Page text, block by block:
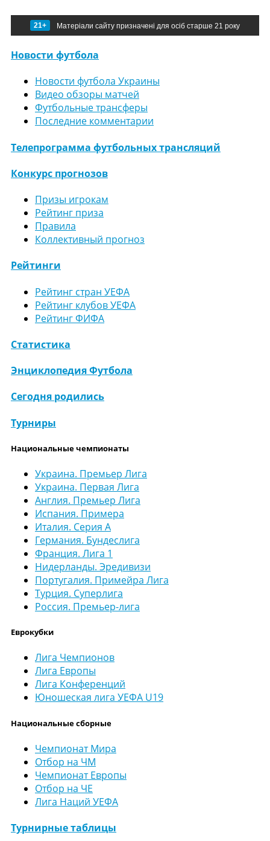
21+ Матеріали сайту призначені для осіб старше 21 року
Новости футбола
Новости футбола Украины
Видео обзоры матчей
Футбольные трансферы
Последние комментарии
Телепрограмма футбольных трансляций
Конкурс прогнозов
Призы игрокам
Рейтинг приза
Правила
Коллективный прогноз
Рейтинги
Рейтинг стран УЕФА
Рейтинг клубов УЕФА
Рейтинг ФИФА
Статистика
Энциклопедия Футбола
Сегодня родились
Турниры
Национальные чемпионаты
Украина. Премьер Лига
Украина. Первая Лига
Англия. Премьер Лига
Испания. Примера
Италия. Серия А
Германия. Бундеслига
Франция. Лига 1
Нидерланды. Эредивизи
Португалия. Примейра Лига
Турция. Суперлига
Россия. Премьер-лига
Еврокубки
Лига Чемпионов
Лига Европы
Лига Конференций
Юношеская лига УЕФА U19
Национальные сборные
Чемпионат Мира
Отбор на ЧМ
Чемпионат Европы
Отбор на ЧЕ
Лига Наций УЕФА
Турнирные таблицы